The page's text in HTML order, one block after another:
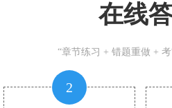
在线
“章节练习 + 错题重做 +
2